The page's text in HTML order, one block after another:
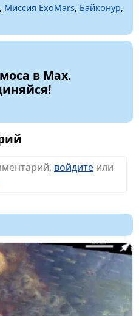
, Миссия ExoMars, Байконур,
в Max.
войдите или